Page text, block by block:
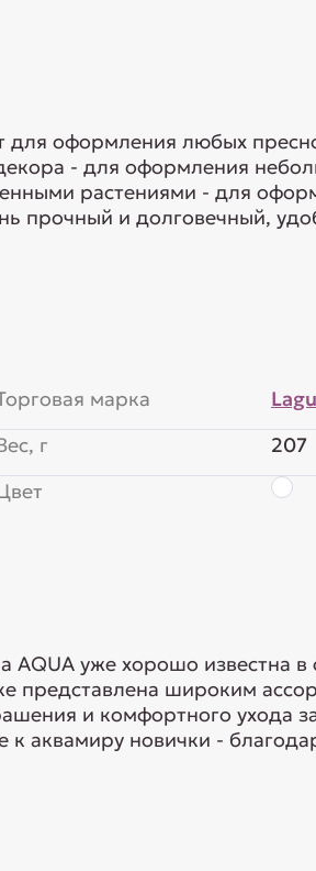
оформления любых
- для оформления
растениями - для
прочный и долговечный,
марка
г
207
AQUA уже хорошо известна
представлена широким
и комфортного ухода
аквамиру новички -